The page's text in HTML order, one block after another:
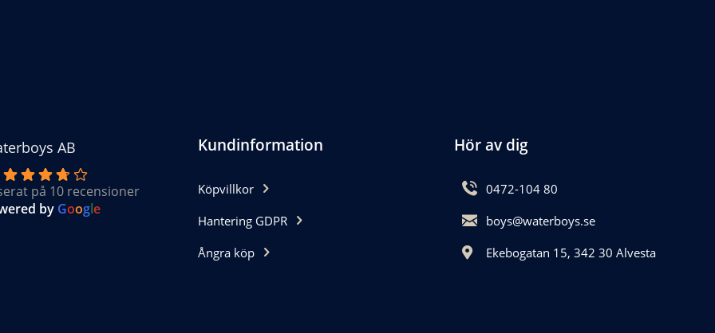
AB
på 10 recensioner
by Google
Kundinformation
Köpvillkor
Hantering GDPR
Ångra köp
Hör av dig
0472-104 80
boys@waterboys.se
Ekebogatan 15, 342 30 Alvesta